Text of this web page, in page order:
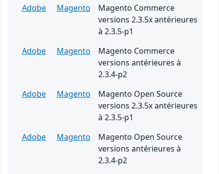
Adobe
Magento
Magento Commerce
versions 2.3.5x antérieures
à 2.3.5-p1
Adobe
Magento
Magento Commerce
versions antérieures à
2.3.4-p2
Adobe
Magento
Magento Open Source
versions 2.3.5x antérieures
à 2.3.5-p1
Adobe
Magento
Magento Open Source
versions antérieures à
2.3.4-p2